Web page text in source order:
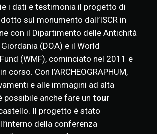
i dati e testimonia il progetto di
sul monumento dall’ISCR in
con il Dipartimento delle Antichità
(DOA) e il World
(WMF), cominciato nel 2011 e
corso. Con l’ARCHEOGRAPHUM,
e alle immagini ad alta
possibile anche fare un tour
Il progetto è stato
della conferenza